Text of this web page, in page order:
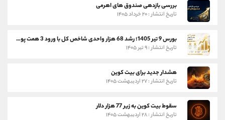
بررسی بازدهی صندوق های اهرمی
تاریخ انتشار : ۲۰ خرداد ۱۴۰۵
بورس 9 تیر 1405؛ رشد 68 هزار واحدی شاخص کل با ورود 3 همت پول حقیقی
تاریخ انتشار : ۹ تیر ۱۴۰۵
هشدار جدید برای بیت کوین
تاریخ انتشار : ۲۷ اردیبهشت ۱۴۰۵
سقوط بیت کوین به زیر 77 هزار دلار
تاریخ انتشار : ۲۸ اردیبهشت ۱۴۰۵